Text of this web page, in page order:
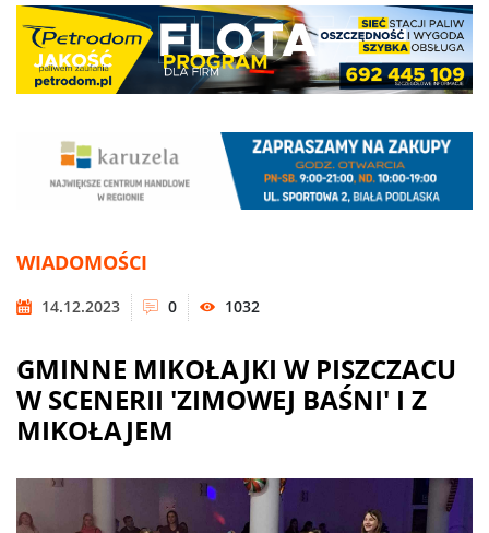
WIADOMOŚCI
14.12.2023 0 1032
GMINNE MIKOŁAJKI W PISZCZACU
W SCENERII 'ZIMOWEJ BAŚNI' I Z
MIKOŁAJEM